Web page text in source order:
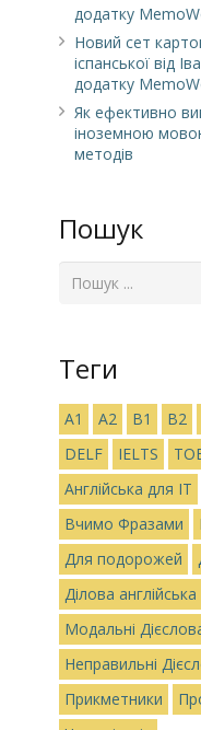
додатку
Новий сет
іспанської від
додатку
Як ефективно
іноземною
методів
Пошук
Теги
A1 A2 B1 B2
DELF
IELTS
Англійська для IT
Вчимо Фразами
Для подорожей
Ділова англійська
Модальні
Неправильні
Прикметники